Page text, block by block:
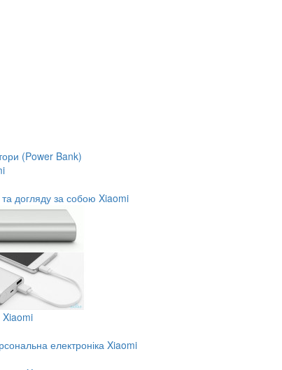
(Power Bank)
догляду за собою Xiaomi
Xiaomi
електроніка Xiaomi